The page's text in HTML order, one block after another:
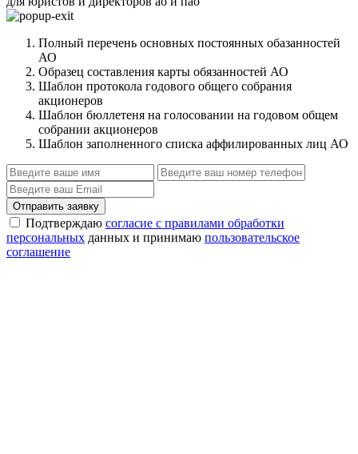
Полный перечень основных постоянных обазанностей
АО
Образец составления карты обязанностей АО
Шаблон протокола годового общего собрания
акционеров
Шаблон бюллетеня на голосовании на годовом общем
собрании акционеров
Шаблон заполненного списка аффилированных лиц АО
Отправить заявку
Подтверждаю согласие с правилами обработки
персональных данных и принимаю пользовательское
соглашение